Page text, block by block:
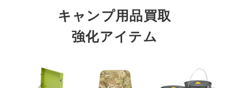
キャンプ用品買取
強化アイテム